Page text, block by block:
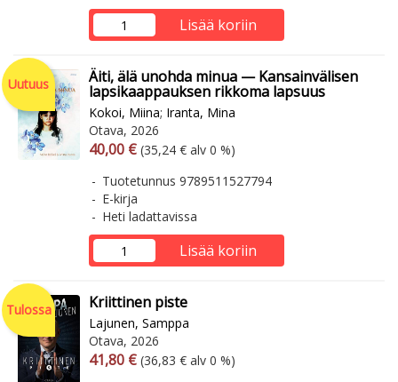
Lisää koriin
Uutuus Äiti, älä unohda minua — Kansainvälisen
lapsikaappauksen rikkoma lapsuus
Kokoi, Miina; Iranta, Mina
Otava, 2026
Arvonlisäverollinen hinta
40,00 € Arvonlisäveroton hinta
(35,24 € alv 0 %)
Tuotetunnus 9789511527794
E-kirja
Heti ladattavissa
Lisää koriin
Tulossa Kriittinen piste
Lajunen, Samppa
Otava, 2026
Arvonlisäverollinen hinta
41,80 € Arvonlisäveroton hinta
(36,83 € alv 0 %)